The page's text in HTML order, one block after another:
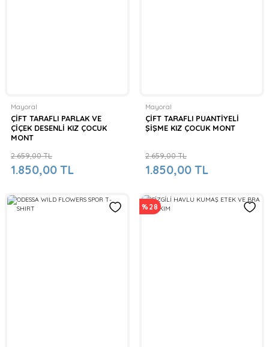
Mayoral
ÇİFT TARAFLI PARLAK VE
ÇİÇEK DESENLİ KIZ ÇOCUK
MONT
1.850,00 TL
2.659,00 TL
Mayoral
ÇİFT TARAFLI PUANTİYELİ
ŞİŞME KIZ ÇOCUK MONT
1.850,00 TL
2.659,00 TL
%28